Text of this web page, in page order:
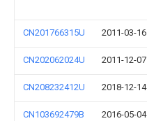
CN201766315U 2011-03-16
CN202062024U 2011-12-07
CN208232412U 2018-12-14
CN103692479B 2016-05-04